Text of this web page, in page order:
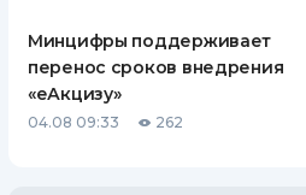
Минцифры поддерживает
перенос сроков внедрения
«еАкцизу»
04.08 09:33 262